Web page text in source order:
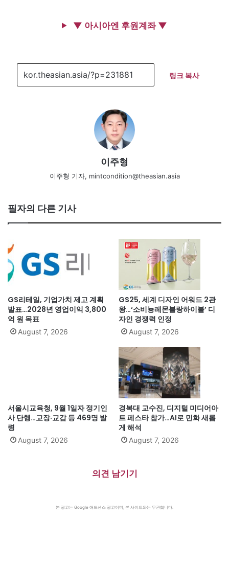
▼ 아시아엔 후원계좌 ▼
링크 복사
이주형
이주형 기자, mintcondition@theasian.asia
필자의 다른 기사
GS리테일, 기업가치 제고 계획
발표…2028년 영업이익 3,800
억 원 목표
August 7, 2026
GS25, 세계 디자인 어워드 2관
왕…‘소비뇽레몬블랑하이볼’ 디
자인 경쟁력 인정
August 7, 2026
서울시교육청, 9월 1일자 정기인
사 단행…교장·교감 등 469명 발
령
August 7, 2026
경복대 교수진, 디지털 미디어아
트 페스타 참가…AI로 민화 새롭
게 해석
August 7, 2026
의견 남기기
본 광고는 Google 애드센스 광고이며, 본 사이트와는 무관합니다.